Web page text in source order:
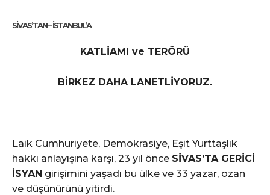
SIVAS’TAN – İSTANBUL’A
KATLİAMI ve TERÖRÜ
BİRKEZ DAHA LANETLİYORUZ.
Laik Cumhuriyete, Demokrasiye, Eşit Yurttaşlık
hakkı anlayışına karşı, 23 yıl önce SİVAS’TA GERİCİ
İSYAN girişimini yaşadı bu ülke ve 33 yazar, ozan
ve düşünürünü yitirdi.